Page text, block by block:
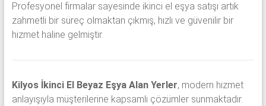
Profesyonel firmalar sayesinde ikinci el eşya satışı artık
zahmetli bir süreç olmaktan çıkmış, hızlı ve güvenilir bir
hizmet haline gelmiştir.
Kilyos İkinci El Beyaz Eşya Alan Yerler, modern hizmet
anlayışıyla müşterilerine kapsamlı çözümler sunmaktadır.